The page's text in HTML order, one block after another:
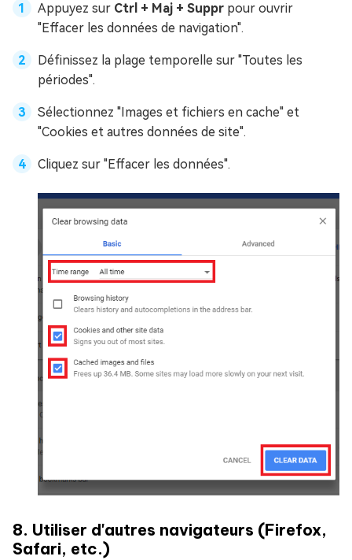
Appuyez sur Ctrl + Maj + Suppr pour ouvrir
"Effacer les données de navigation".
Définissez la plage temporelle sur "Toutes les
périodes".
Sélectionnez "Images et fichiers en cache" et
"Cookies et autres données de site".
Cliquez sur "Effacer les données".
8. Utiliser d'autres navigateurs (Firefox,
Safari, etc.)